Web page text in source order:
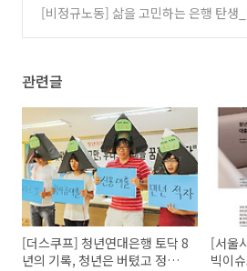
(0)
[비정규노동] 삶을 고민하는 은행 탄생
관련글
[더스쿠프] 청년연대은행 토닥 8
년의 기록, 청년은 버텼고 정부
[서울
빅이